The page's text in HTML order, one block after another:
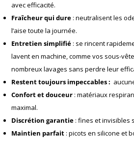
avec efficacité.
Fraîcheur qui dure : neutralisent les
l’aise toute la journée.
Entretien simplifié : se rincent
lavent en machine, comme vos sous-
nombreux lavages sans perdre leur
Restent toujours impeccables :
Confort et douceur : matériaux
maximal.
Discrétion garantie : fines et invisibles
Maintien parfait : picots en silicone et